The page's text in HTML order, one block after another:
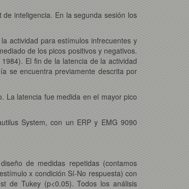
inteligencia. En la segunda sesión los
actividad para estímulos infrecuentes y
de los picos positivos y negativos.
El fin de la latencia de la actividad
se encuentra previamente descrita por
La latencia fue medida en el mayor pico
System, con un ERP y EMG 9090
de medidas repetidas (contamos
x condición Sí-No respuesta) con
de Tukey (p<0.05). Todos los análisis